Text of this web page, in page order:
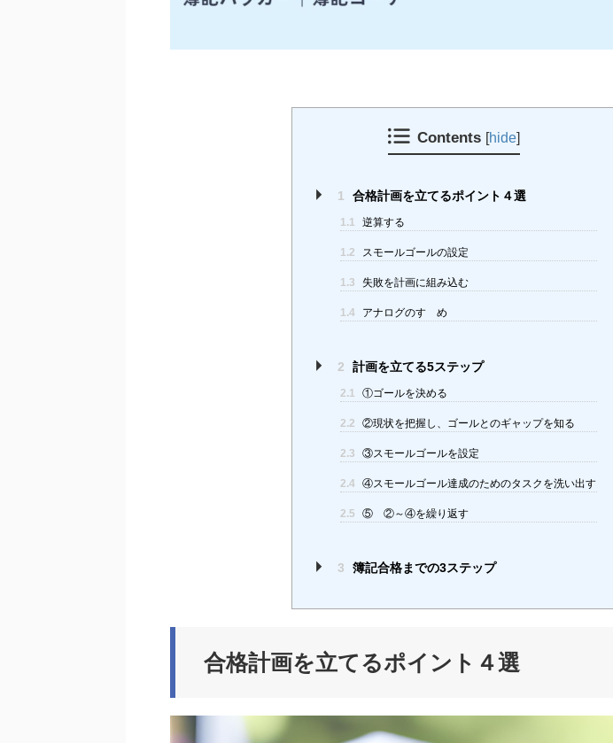
Contents [hide]
1 合格計画を立てるポイント４選
1.1 逆算する
1.2 スモールゴールの設定
1.3 失敗を計画に組み込む
1.4 アナログのすゝめ
2 計画を立てる5ステップ
2.1 ①ゴールを決める
2.2 ②現状を把握し、ゴールとのギャップを知る
2.3 ③スモールゴールを設定
2.4 ④スモールゴール達成のためのタスクを洗い出す
2.5 ⑤ ②～④を繰り返す
3 簿記合格までの3ステップ
合格計画を立てるポイント４選